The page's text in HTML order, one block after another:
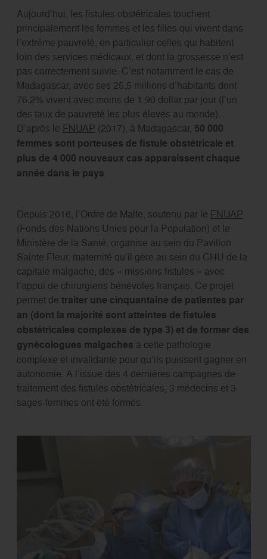
Aujourd’hui, les fistules obstétricales touchent
principalement les femmes et les filles qui vivent dans
l’extrême pauvreté, en particulier celles qui habitent
loin des services médicaux, et dont la grossesse n’est
pas correctement suivie. C’est notamment le cas de
Madagascar, avec ses 25,5 millions d’habitants dont
76,2% vivent avec moins de 1,90 dollar par jour (l’un
des taux de pauvreté les plus élevés au monde).
D’après le FNUAP (2017), à Madagascar, 50 000
femmes sont porteuses de fistule obstétricale et
plus de 4 000 nouveaux cas apparaissent chaque
année dans le pays.
Depuis 2016, l’Ordre de Malte, soutenu par le FNUAP
(Fonds des Nations Unies pour la Population) et le
Ministère de la Santé, organise au sein du Pavillon
Sainte Fleur, maternité qu’il gère au sein du CHU de la
capitale malgache, des « missions fistules » avec
l’appui de chirurgiens bénévoles français. Ce projet
permet de traiter une cinquantaine de patientes par
an (dont la majorité sont atteintes de fistules
obstétricales complexes de type 3) et de former des
gynécologues malgaches à cette pathologie
complexe et invalidante pour qu’ils puissent gagner en
autonomie. A l’issue des 4 dernières campagnes de
traitement des fistules obstétricales, 3 médecins et 3
sages-femmes ont été formés.